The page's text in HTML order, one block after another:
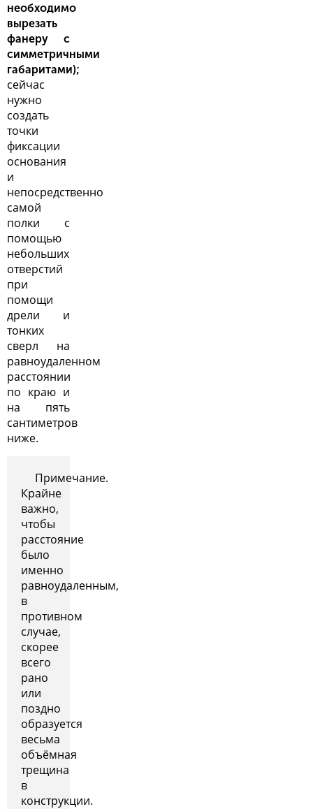
необходимо
вырезать
фанеру с
симметричными
габаритами);
сейчас
нужно
создать
точки
фиксации
основания
и
непосредственно
самой
полки с
помощью
небольших
отверстий
при
помощи
дрели и
тонких
сверл на
равноудаленном
расстоянии
по краю и
на пять
сантиметров
ниже.
Примечание.
Крайне
важно,
чтобы
расстояние
было
именно
равноудаленным,
в
противном
случае,
скорее
всего
рано
или
поздно
образуется
весьма
объёмная
трещина
в
конструкции.